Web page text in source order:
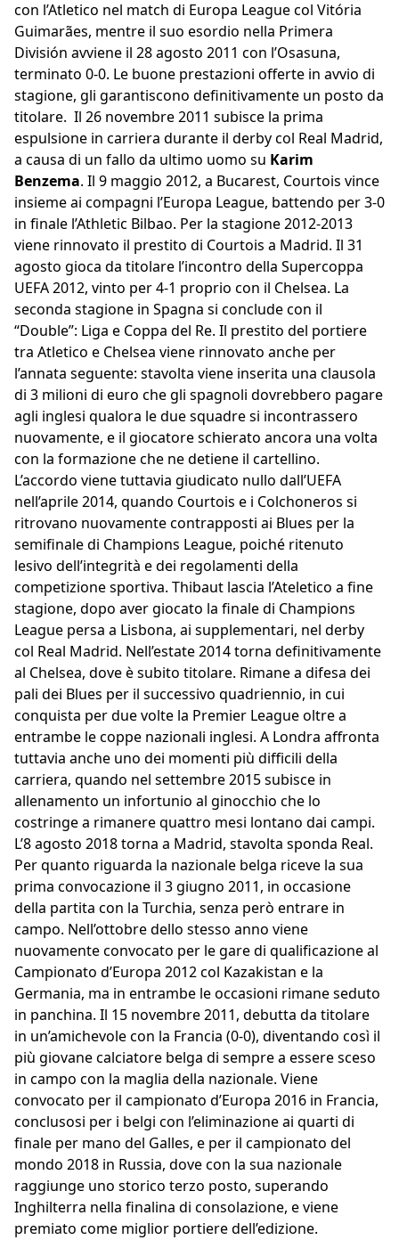
con l’Atletico nel match di Europa League col Vitória
Guimarães, mentre il suo esordio nella Primera
División avviene il 28 agosto 2011 con l’Osasuna,
terminato 0-0. Le buone prestazioni offerte in avvio di
stagione, gli garantiscono definitivamente un posto da
titolare. Il 26 novembre 2011 subisce la prima
espulsione in carriera durante il derby col Real Madrid,
a causa di un fallo da ultimo uomo su Karim
Benzema. Il 9 maggio 2012, a Bucarest, Courtois vince
insieme ai compagni l’Europa League, battendo per 3-0
in finale l’Athletic Bilbao. Per la stagione 2012-2013
viene rinnovato il prestito di Courtois a Madrid. Il 31
agosto gioca da titolare l’incontro della Supercoppa
UEFA 2012, vinto per 4-1 proprio con il Chelsea. La
seconda stagione in Spagna si conclude con il
“Double”: Liga e Coppa del Re. Il prestito del portiere
tra Atletico e Chelsea viene rinnovato anche per
l’annata seguente: stavolta viene inserita una clausola
di 3 milioni di euro che gli spagnoli dovrebbero pagare
agli inglesi qualora le due squadre si incontrassero
nuovamente, e il giocatore schierato ancora una volta
con la formazione che ne detiene il cartellino.
L’accordo viene tuttavia giudicato nullo dall’UEFA
nell’aprile 2014, quando Courtois e i Colchoneros si
ritrovano nuovamente contrapposti ai Blues per la
semifinale di Champions League, poiché ritenuto
lesivo dell’integrità e dei regolamenti della
competizione sportiva. Thibaut lascia l’Ateletico a fine
stagione, dopo aver giocato la finale di Champions
League persa a Lisbona, ai supplementari, nel derby
col Real Madrid. Nell’estate 2014 torna definitivamente
al Chelsea, dove è subito titolare. Rimane a difesa dei
pali dei Blues per il successivo quadriennio, in cui
conquista per due volte la Premier League oltre a
entrambe le coppe nazionali inglesi. A Londra affronta
tuttavia anche uno dei momenti più difficili della
carriera, quando nel settembre 2015 subisce in
allenamento un infortunio al ginocchio che lo
costringe a rimanere quattro mesi lontano dai campi.
L’8 agosto 2018 torna a Madrid, stavolta sponda Real.
Per quanto riguarda la nazionale belga riceve la sua
prima convocazione il 3 giugno 2011, in occasione
della partita con la Turchia, senza però entrare in
campo. Nell’ottobre dello stesso anno viene
nuovamente convocato per le gare di qualificazione al
Campionato d’Europa 2012 col Kazakistan e la
Germania, ma in entrambe le occasioni rimane seduto
in panchina. Il 15 novembre 2011, debutta da titolare
in un’amichevole con la Francia (0-0), diventando così il
più giovane calciatore belga di sempre a essere sceso
in campo con la maglia della nazionale. Viene
convocato per il campionato d’Europa 2016 in Francia,
conclusosi per i belgi con l’eliminazione ai quarti di
finale per mano del Galles, e per il campionato del
mondo 2018 in Russia, dove con la sua nazionale
raggiunge uno storico terzo posto, superando
Inghilterra nella finalina di consolazione, e viene
premiato come miglior portiere dell’edizione.